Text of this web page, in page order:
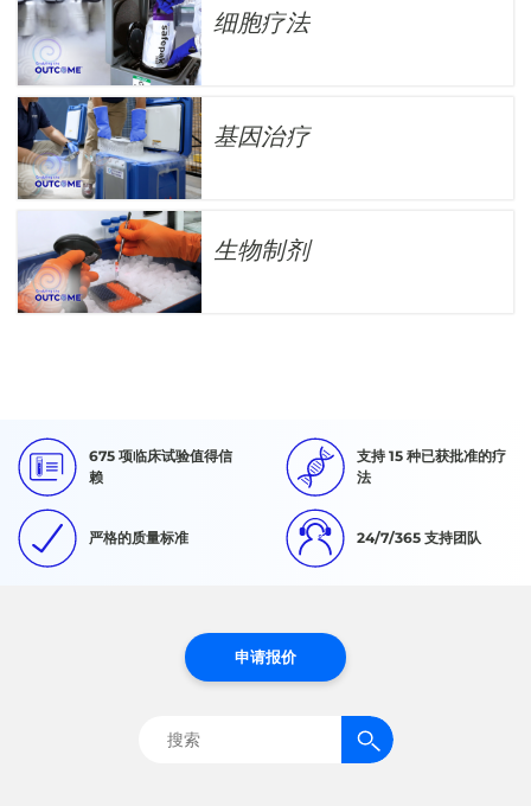
细胞疗法
基因治疗
生物制剂
675 项临床试验值得信
赖
支持 15 种已获批准的疗
法
严格的质量标准 24/7/365 支持团队
申请报价
搜